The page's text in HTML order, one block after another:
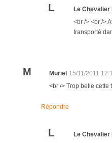
L Le Chevalier
<br /> <br />
transporté
M Muriel 15/11/2011
<br /> Trop belle cette
Répondre
L Le Chevalier